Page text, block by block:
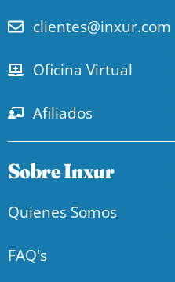
clientes@inxur.com
Oficina Virtual
Afiliados
Sobre Inxur
Quienes Somos
FAQ's